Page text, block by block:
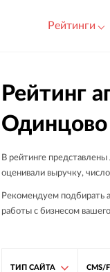
Рейтинги
Рейтинг
Одинцово
В рейтинге
оценивали выручку,
Рекомендуем подбирать
работы с бизнесом
ТИП САЙТА CMS/